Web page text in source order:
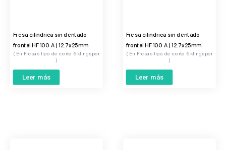
Fresa cilindrica sin dentado
frontal HF 100 A | 12.7x25mm
Fresas tipo de corte 6 klingspor
Leer más
Fresa cilindrica sin dentado
frontal HF 100 A | 12.7x25mm
Fresas tipo de corte 6 klingspor
Leer más